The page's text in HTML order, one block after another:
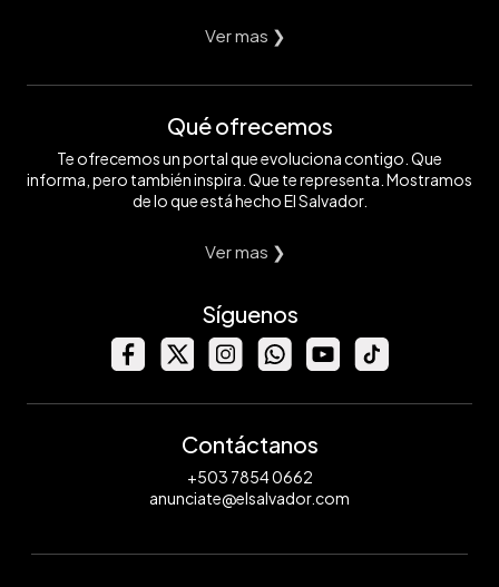
Ver mas ❯
Qué ofrecemos
Te ofrecemos un portal que evoluciona contigo. Que
informa, pero también inspira. Que te representa. Mostramos
de lo que está hecho El Salvador.
Ver mas ❯
Síguenos
Contáctanos
+503 7854 0662
anunciate@elsalvador.com